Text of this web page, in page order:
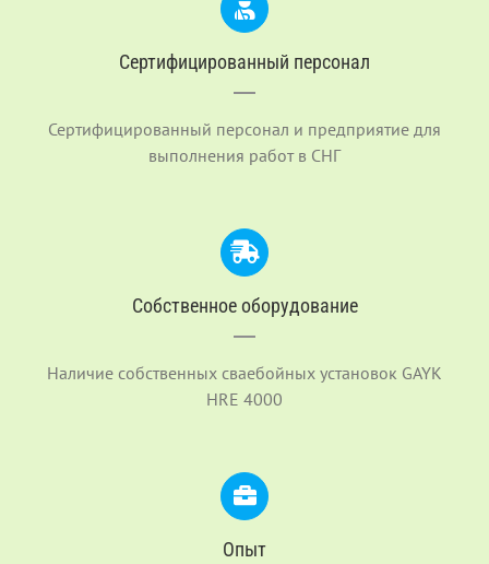
Сертифицированный персонал
Сертифицированный персонал и предприятие для
выполнения работ в СНГ
Собственное оборудование
Наличие собственных сваебойных установок GAYK
HRE 4000
Опыт